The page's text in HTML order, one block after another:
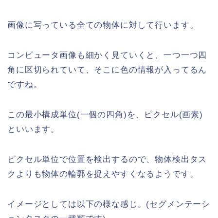
画像に写っている全ての物体に対して行います。
コンピュータ画像も細かく見ていくと、一つ一つ四
角に区切られていて、そこに色の情報が入ってるん
ですね。
この最小構成単位(一個の四角)を、ピクセル(画素)
といいます。
ピクセル単位で位置を検出するので、物体検出タス
クよりも物体の輪郭を捉えやすくなるようです。
イメージとしては以下の様な感じ。(セグメンテーシ